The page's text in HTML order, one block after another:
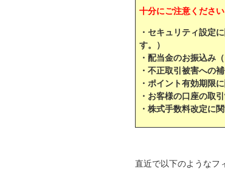
十分にご注意ください
・セキュリティ設定
す。）
・配当金のお振込み
・不正取引被害への
・ポイント有効期限
・お客様の口座の取
・株式手数料改定に
直近で以下のようなフ